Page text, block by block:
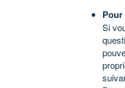
Si